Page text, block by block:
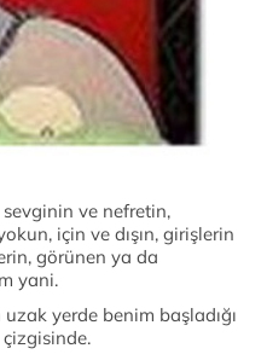
sevginin ve nefretin,
için ve dışın, girişlerin
görünen ya da
yani.
yerde benim başladığı